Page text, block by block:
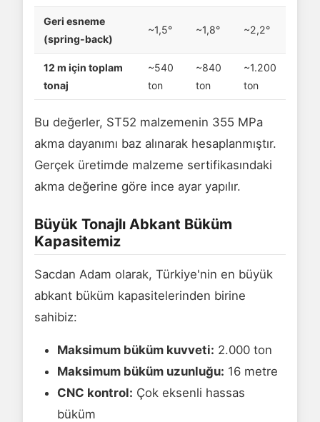
Geri esneme
(spring-back)
~1,5° ~1,8° ~2,2°
12 m için toplam
tonaj
~540
ton
~840
ton
~1.200
ton
Bu değerler, ST52 malzemenin 355 MPa
akma dayanımı baz alınarak hesaplanmıştır.
Gerçek üretimde malzeme sertifikasındaki
akma değerine göre ince ayar yapılır.
Büyük Tonajlı Abkant Büküm
Kapasitemiz
Sacdan Adam olarak, Türkiye'nin en büyük
abkant büküm kapasitelerinden birine
sahibiz:
Maksimum büküm kuvveti: 2.000 ton
Maksimum büküm uzunluğu: 16 metre
CNC kontrol: Çok eksenli hassas
büküm